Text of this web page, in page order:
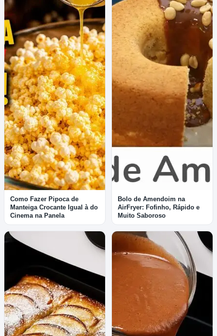
Como Fazer Pipoca de
Manteiga Crocante Igual à do
Cinema na Panela
Bolo de Amendoim na
AirFryer: Fofinho, Rápido e
Muito Saboroso